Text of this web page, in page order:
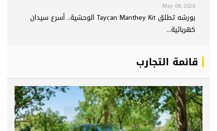
May 08, 2026
بورشه تطلق Taycan Manthey Kit الوحشية.. أسرع سيدان
كهربائية...
قائمة التجارب